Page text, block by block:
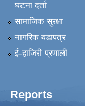
घटना दर्ता
सामाजिक सुरक्षा
नागरिक वडापत्र
ई-हाजिरी प्रणाली
Reports